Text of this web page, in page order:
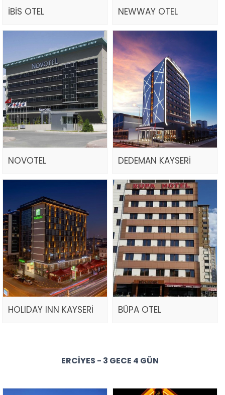
İBİS OTEL NEWWAY OTEL
NOVOTEL DEDEMAN KAYSERİ
HOLIDAY INN KAYSERİ BÜPA OTEL
ERCIYES - 3 GECE 4 GÜN